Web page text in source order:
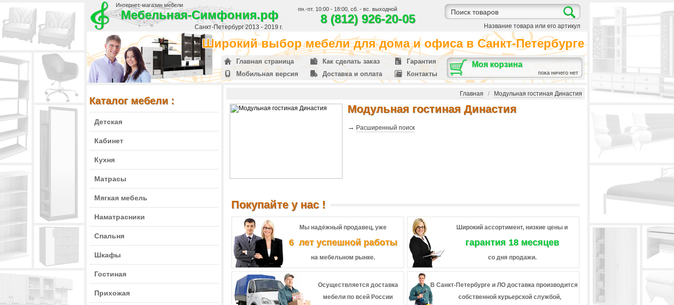
Интернет-магазин мебели
Мебельная-Симфония.рф
Санкт-Петербург 2013 - 2019 г.
пн.-пт. 10:00 - 18:00, сб. - вс. выходной
8 (812) 926-20-05
Название товара или его артикул
Широкий выбор мебели для дома и офиса в Санкт-Петербурге
Главная страница Как сделать заказ
Гарантия
Мобильная версия
Доставка и оплата Контакты
Моя корзина
пока ничего нет
Каталог мебели :
Детская
Кабинет
Кухня
Матрасы
Мягкая мебель
Наматрасники
Спальня
Шкафы
Гостиная
Прихожая
Главная / Модульная гостиная Династия
Модульная гостиная Династия
→ Расширенный поиск
Покупайте у нас !
Мы надёжный продавец, уже
6 лет успешной работы
на мебельном рынке.
Широкий ассортимент, низкие цены и
гарантия 18 месяцев
со дня продажи.
Осуществляется доставка
мебели по всей России
В Санкт-Петербурге и ЛО доставка производится
собственной курьерской службой,